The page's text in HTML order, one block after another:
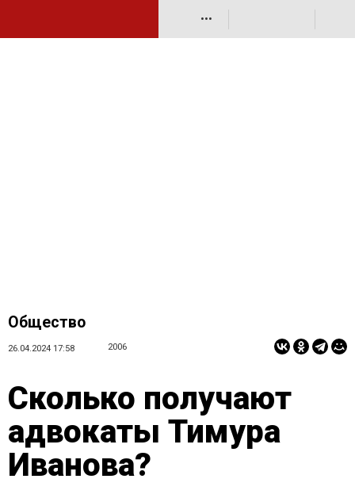
•••
Общество
26.04.2024 17:58 2006
Сколько получают
адвокаты Тимура
Иванова?